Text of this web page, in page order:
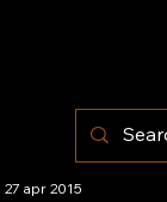
27 apr 2015